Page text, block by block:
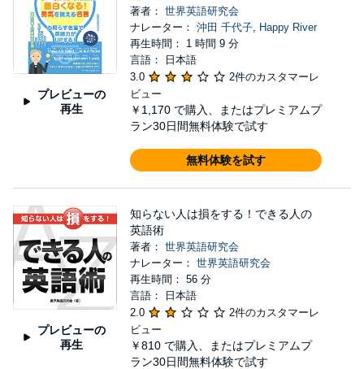
プレビューの
再生
著者： 世界英語研究会
ナレーター： 沖田 千代子, Happy River
再生時間： 1 時間 9 分
言語： 日本語
3.0
2件のカスタマーレ
ビュー
￥1,170 で購入、またはプレミアムプ
ラン30日間無料体験で試す
無料体験を試す
プレビューの
再生
知らない人は損をする！できる人の
英語術
著者： 世界英語研究会
ナレーター： 世界英語研究会
再生時間： 56 分
言語： 日本語
2.0
2件のカスタマーレ
ビュー
￥810 で購入、またはプレミアムプ
ラン30日間無料体験で試す